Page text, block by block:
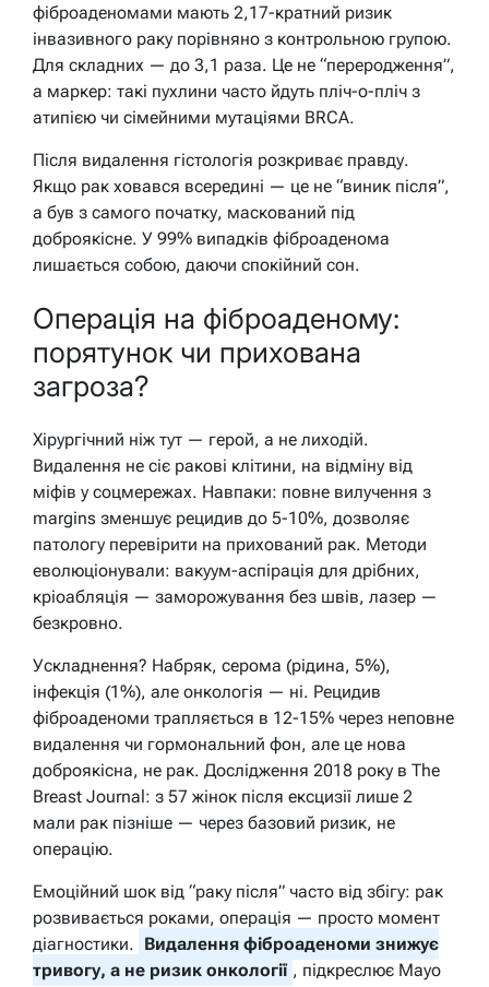
фіброаденомами мають 2,17-кратний ризик
інвазивного раку порівняно з контрольною групою.
Для складних — до 3,1 раза. Це не “переродження”,
а маркер: такі пухлини часто йдуть пліч-о-пліч з
атипією чи сімейними мутаціями BRCA.
Після видалення гістологія розкриває правду.
Якщо рак ховався всередині — це не “виник після”,
а був з самого початку, маскований під
доброякісне. У 99% випадків фіброаденома
лишається собою, даючи спокійний сон.
Операція на фіброаденому:
порятунок чи прихована
загроза?
Хірургічний ніж тут — герой, а не лиходій.
Видалення не сіє ракові клітини, на відміну від
міфів у соцмережах. Навпаки: повне вилучення з
margins зменшує рецидив до 5-10%, дозволяє
патологу перевірити на прихований рак. Методи
еволюціонували: вакуум-аспірація для дрібних,
кріоабляція — заморожування без швів, лазер —
безкровно.
Ускладнення? Набряк, серома (рідина, 5%),
інфекція (1%), але онкологія — ні. Рецидив
фіброаденоми трапляється в 12-15% через неповне
видалення чи гормональний фон, але це нова
доброякісна, не рак. Дослідження 2018 року в The
Breast Journal: з 57 жінок після ексцизії лише 2
мали рак пізніше — через базовий ризик, не
операцію.
Емоційний шок від “раку після” часто від збігу: рак
розвивається роками, операція — просто момент
діагностики.
Видалення фіброаденоми знижує
тривогу, а не ризик онкології , підкреслює Mayo